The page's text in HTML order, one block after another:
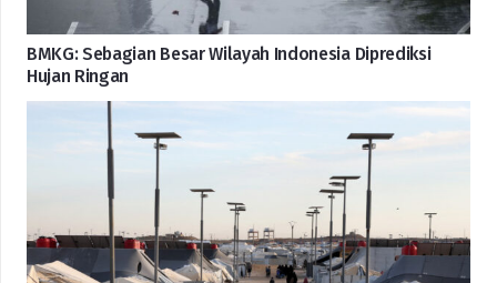
BMKG: Sebagian Besar Wilayah Indonesia Diprediksi
Hujan Ringan